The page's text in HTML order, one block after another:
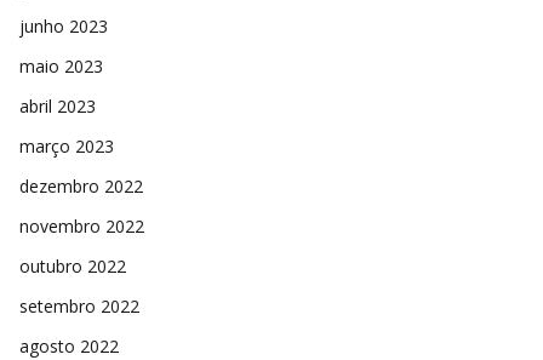
junho 2023
maio 2023
abril 2023
março 2023
dezembro 2022
novembro 2022
outubro 2022
setembro 2022
agosto 2022